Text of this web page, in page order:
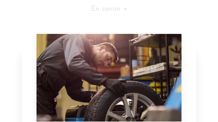
En savoir +